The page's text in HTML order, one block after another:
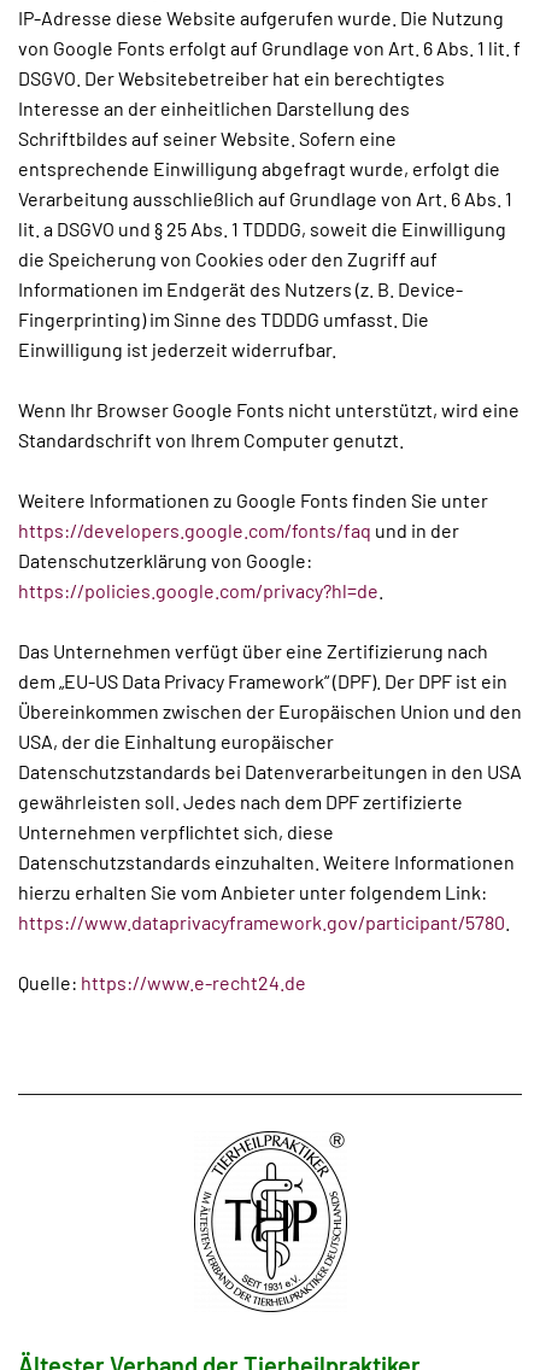
IP-Adresse diese Website aufgerufen wurde. Die Nutzung
von Google Fonts erfolgt auf Grundlage von Art. 6 Abs. 1 lit. f
DSGVO. Der Websitebetreiber hat ein berechtigtes
Interesse an der einheitlichen Darstellung des
Schriftbildes auf seiner Website. Sofern eine
entsprechende Einwilligung abgefragt wurde, erfolgt die
Verarbeitung ausschließlich auf Grundlage von Art. 6 Abs. 1
lit. a DSGVO und § 25 Abs. 1 TDDDG, soweit die Einwilligung
die Speicherung von Cookies oder den Zugriff auf
Informationen im Endgerät des Nutzers (z. B. Device-
Fingerprinting) im Sinne des TDDDG umfasst. Die
Einwilligung ist jederzeit widerrufbar.
Wenn Ihr Browser Google Fonts nicht unterstützt, wird eine
Standardschrift von Ihrem Computer genutzt.
Weitere Informationen zu Google Fonts finden Sie unter
https://developers.google.com/fonts/faq und in der
Datenschutzerklärung von Google:
https://policies.google.com/privacy?hl=de
Das Unternehmen verfügt über eine Zertifizierung nach
dem „EU-US Data Privacy Framework“ (DPF). Der DPF ist ein
Übereinkommen zwischen der Europäischen Union und den
USA, der die Einhaltung europäischer
Datenschutzstandards bei Datenverarbeitungen in den USA
gewährleisten soll. Jedes nach dem DPF zertifizierte
Unternehmen verpflichtet sich, diese
Datenschutzstandards einzuhalten. Weitere Informationen
hierzu erhalten Sie vom Anbieter unter folgendem Link:
https://www.dataprivacyframework.gov/participant/5780
Quelle: https://www.e-recht24.de